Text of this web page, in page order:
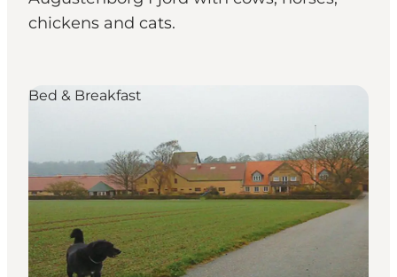
Plan je reis
chickens and cats.
Bed & Breakfast